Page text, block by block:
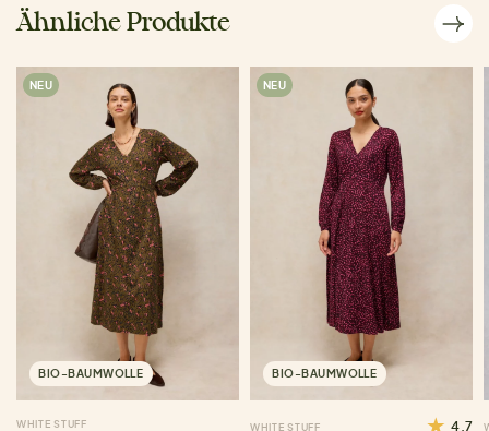
Ähnliche Produkte
NEU
BIO-BAUMWOLLE
WHITE STUFF
NEU
BIO-BAUMWOLLE
WHITE STUFF 4.7